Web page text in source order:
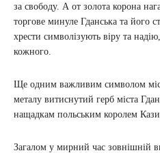
за свободу. А от золота корона
торгове минуле Гданська та його
хрести символізують віру та
кожного.
Ще одним важливим символом
металу витиснутий герб міста
нащадкам польським королем
Загалом у мирний час зовнішній